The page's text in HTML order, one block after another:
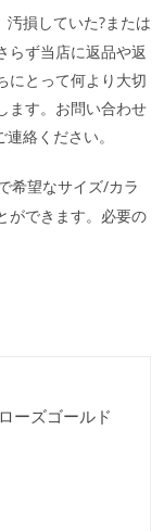
損していた?または
らず当店に返品や返
にとって何より大切
ます。お問い合わせ
絡ください。
希望なサイズ/カラ
ができます。必要の
ーズゴールド